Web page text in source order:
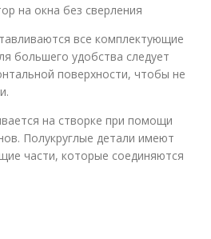
на окна без сверления
все комплектующие
большего удобства следует
поверхности, чтобы не
на створке при помощи
Полукруглые детали имеют
части, которые соединяются